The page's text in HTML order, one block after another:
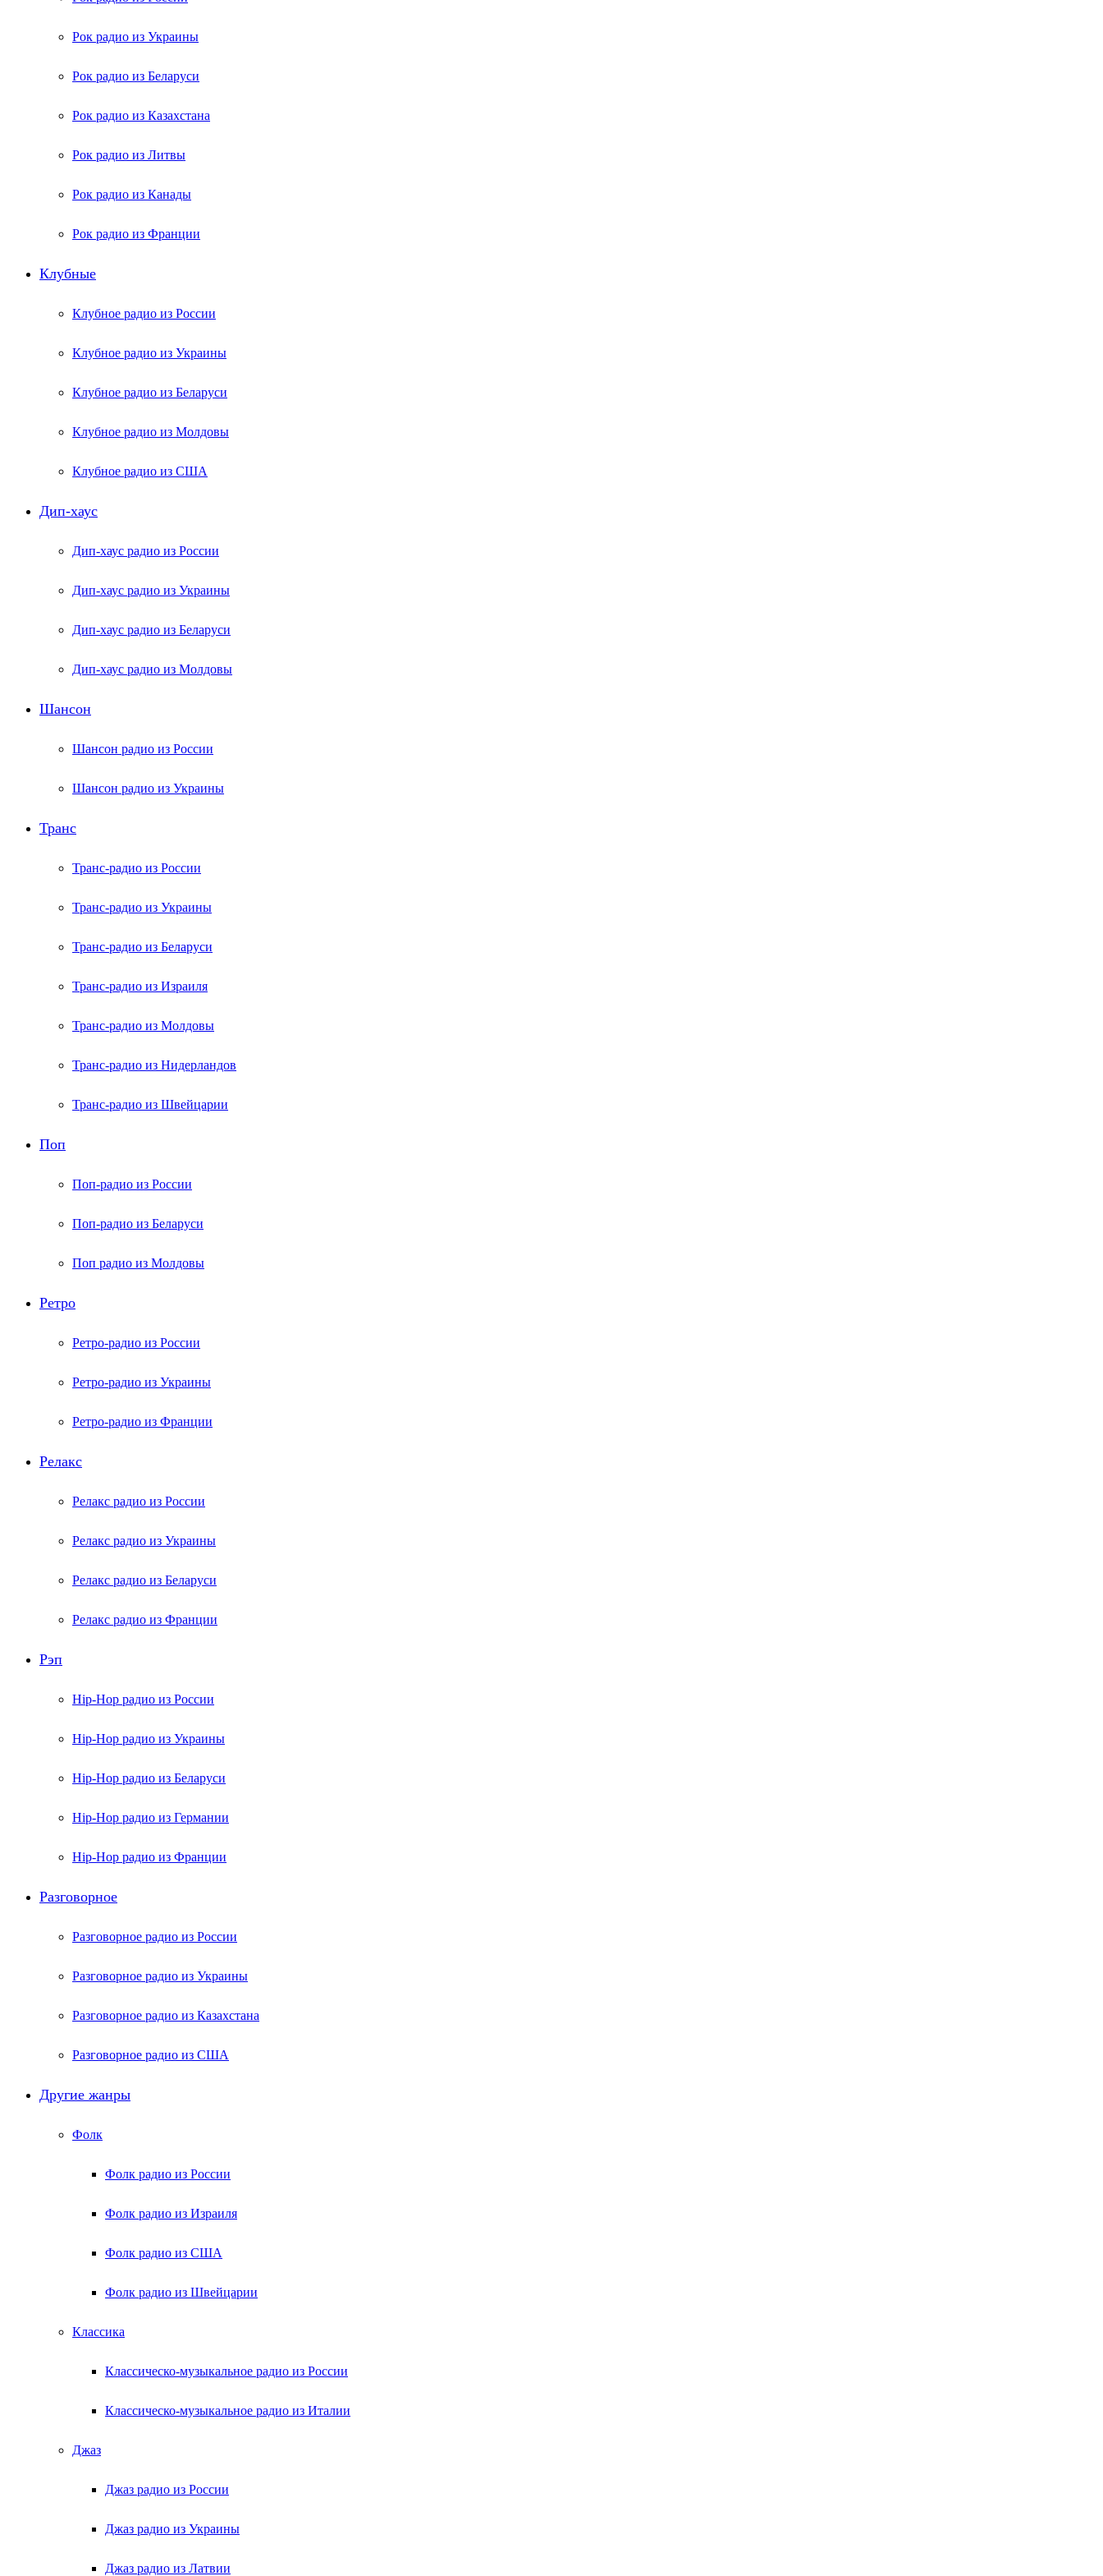
Рок радио из Украины
Рок радио из Беларуси
Рок радио из Казахстана
Рок радио из Литвы
Рок радио из Канады
Рок радио из Франции
Клубные
Клубное радио из России
Клубное радио из Украины
Клубное радио из Беларуси
Клубное радио из Молдовы
Клубное радио из США
Дип-хаус
Дип-хаус радио из России
Дип-хаус радио из Украины
Дип-хаус радио из Беларуси
Дип-хаус радио из Молдовы
Шансон
Шансон радио из России
Шансон радио из Украины
Транс
Транс-радио из России
Транс-радио из Украины
Транс-радио из Беларуси
Транс-радио из Израиля
Транс-радио из Молдовы
Транс-радио из Нидерландов
Транс-радио из Швейцарии
Поп
Поп-радио из России
Поп-радио из Беларуси
Поп радио из Молдовы
Ретро
Ретро-радио из России
Ретро-радио из Украины
Ретро-радио из Франции
Релакс
Релакс радио из России
Релакс радио из Украины
Релакс радио из Беларуси
Релакс радио из Франции
Рэп
Hip-Hop радио из России
Hip-Hop радио из Украины
Hip-Hop радио из Беларуси
Hip-Hop радио из Германии
Hip-Hop радио из Франции
Разговорное
Разговорное радио из России
Разговорное радио из Украины
Разговорное радио из Казахстана
Разговорное радио из США
Другие жанры
Фолк
Фолк радио из России
Фолк радио из Израиля
Фолк радио из США
Фолк радио из Швейцарии
Классика
Классическо-музыкальное радио из России
Классическо-музыкальное радио из Италии
Джаз
Джаз радио из России
Джаз радио из Украины
Джаз радио из Латвии